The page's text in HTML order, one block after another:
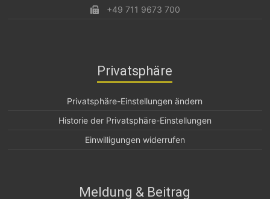
+49 711 9673 700
Privatsphäre
Privatsphäre-Einstellungen ändern
Historie der Privatsphäre-Einstellungen
Einwilligungen widerrufen
Meldung & Beitrag